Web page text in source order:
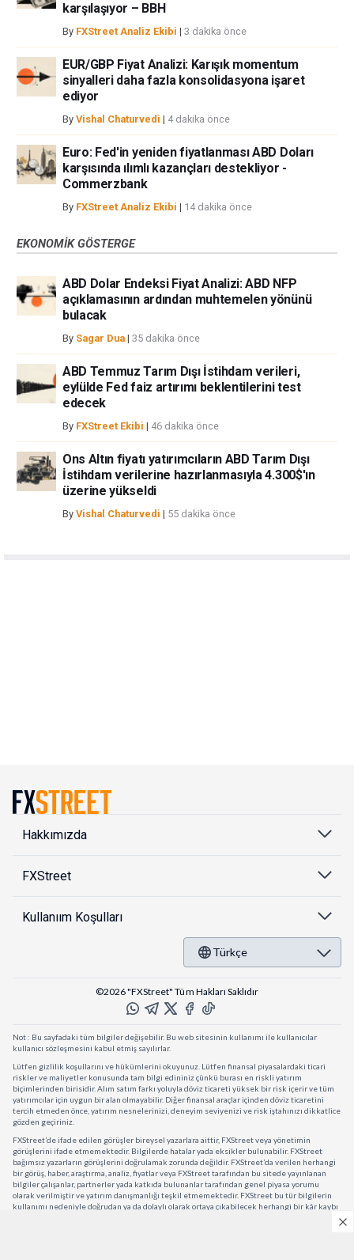
karşılaşıyor – BBH
By FXStreet Analiz Ekibi | 3 dakika önce
EUR/GBP Fiyat Analizi: Karışık momentum
sinyalleri daha fazla konsolidasyona işaret
ediyor
By Vishal Chaturvedi | 4 dakika önce
Euro: Fed'in yeniden fiyatlanması ABD Doları
karşısında ılımlı kazançları destekliyor -
Commerzbank
By FXStreet Analiz Ekibi | 14 dakika önce
EKONOMIK GÖSTERGE
ABD Dolar Endeksi Fiyat Analizi: ABD NFP
açıklamasının ardından muhtemelen yönünü
bulacak
By Sagar Dua | 35 dakika önce
ABD Temmuz Tarım Dışı İstihdam verileri,
eylülde Fed faiz artırımı beklentilerini test
edecek
By FXStreet Ekibi | 46 dakika önce
Ons Altın fiyatı yatırımcıların ABD Tarım Dışı
İstihdam verilerine hazırlanmasıyla 4.300$'ın
üzerine yükseldi
By Vishal Chaturvedi | 55 dakika önce
Hakkımızda
FXStreet
Kullanıım Koşulları
Türkçe
©2026 "FXStreet" Tüm Hakları Saklıdır
Not : Bu sayfadaki tüm bilgiler değişebilir. Bu web sitesinin kullanımı ile kullanıcılar
kullanıcı sözleşmesini kabul etmiş sayılırlar.
Lütfen gizlilik koşullarını ve hükümlerini okuyunuz. Lütfen finansal piyasalardaki ticari
riskler ve maliyetler konusunda tam bilgi edininiz çünkü burası en riskli yatırım
biçimlerinden birisidir. Alım satım farkı yoluyla döviz ticareti yüksek bir risk içerir ve tüm
yatırımcılar için uygun bir alan olmayabilir. Diğer finansal araçlar içinden döviz ticaretini
tercih etmeden önce, yatırım nesnelerinizi, deneyim seviyenizi ve risk iştahınızı dikkatlice
gözden geçiriniz.
FXStreet’de ifade edilen görüşler bireysel yazarlara aittir, FXStreet veya yönetimin
görüşlerini ifade etmemektedir. Bilgilerde hatalar yada eksikler bulunabilir. FXStreet
bağımsız yazarların görüşlerini doğrulamak zorunda değildir. FXStreet’da verilen herhangi
bir görüş, haber, araştırma, analiz, fiyatlar veya FXStreet tarafından bu sitede yayınlanan
bilgiler çalışanlar, partnerler yada katkıda bulunanlar tarafından genel piyasa yorumu
olarak verilmiştir ve yatırım danışmanlığı teşkil etmemektedir. FXStreet bu tür bilgilerin
kullanımı nedeniyle doğrudan ya da dolaylı olarak ortaya çıkabilecek herhangi bir kâr kaybı